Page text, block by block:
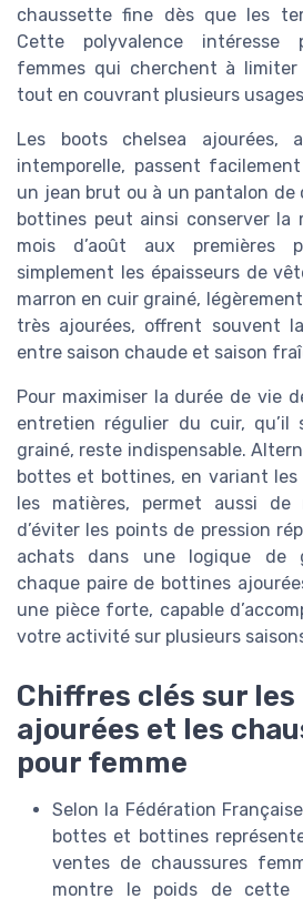
chaussette fine dès que les
Cette polyvalence intéresse
femmes qui cherchent à limiter
tout en couvrant plusieurs
Les boots chelsea ajourées,
intemporelle, passent
un jean brut ou à un pantalon de
bottines peut ainsi conserver la
mois d’août aux premières
simplement les épaisseurs de
marron en cuir grainé,
très ajourées, offrent souvent
entre saison chaude et saison
Pour maximiser la durée de vie
entretien régulier du cuir, qu’il
grainé, reste indispensable.
bottes et bottines, en variant
les matières, permet aussi
d’éviter les points de pression
achats dans une logique de
chaque paire de bottines
une pièce forte, capable
votre activité sur plusieurs
Chiffres clés sur
ajourées et les
pour femme
Selon la Fédération
bottes et bottines
ventes de chaussures
montre le poids de cette